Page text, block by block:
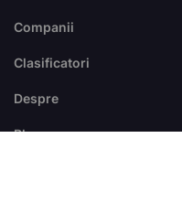
Companii
Clasificatori
Despre
Blog